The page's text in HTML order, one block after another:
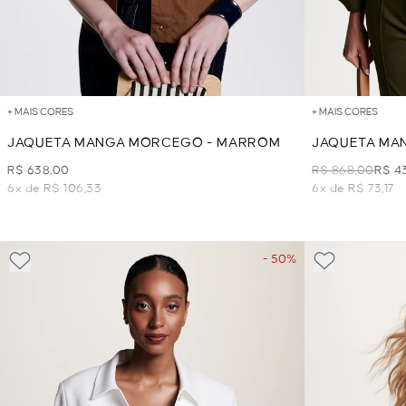
+ MAIS CORES
JAQUETA MANGA MORCEGO - MARROM
R$ 638,00
6x de R$ 106,33
+ MAIS CORES
JAQUETA
R$ 868,00R$
6x de R$ 73,17
- 50%